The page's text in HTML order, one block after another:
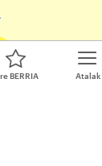
Atalak
BERRIA